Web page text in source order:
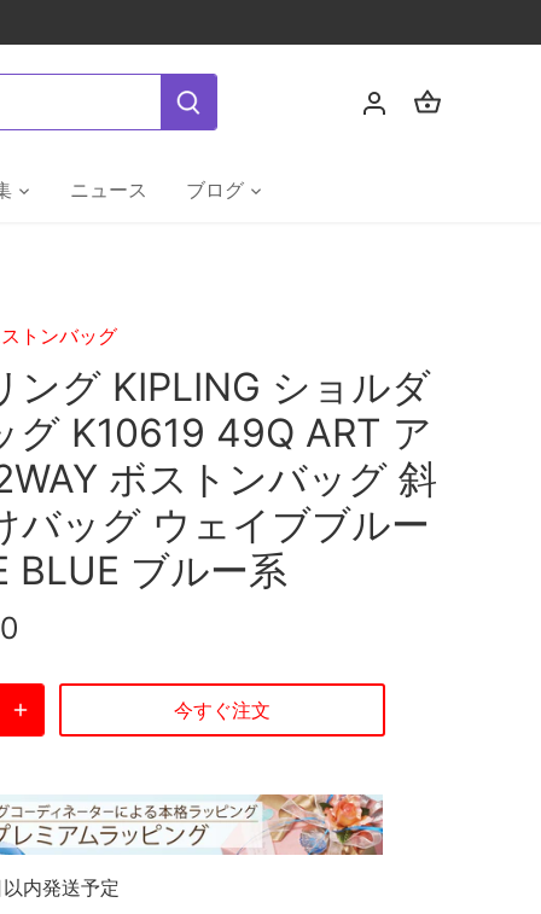
ニュース ブログ
トンバッグ
ング KIPLING ショルダ
グ K10619 49Q ART ア
ボストンバッグ 斜
バッグ ウェイブブルー
BLUE ブルー系
今すぐ注文
内発送予定